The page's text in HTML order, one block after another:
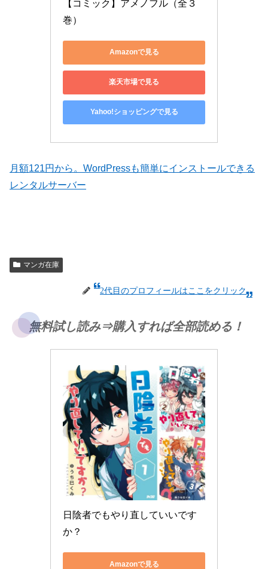
【コミック】アメノフル（全３
巻）
Amazonで見る
楽天市場で見る
Yahoo!ショッピングで見る
月額121円から。WordPressも簡単にインストールできる
レンタルサーバー
マンガ在庫
2代目のプロフィールはここをクリック
無料試し読み⇒購入すれば全部読める！
日陰者でもやり直していいです
か？
Amazonで見る